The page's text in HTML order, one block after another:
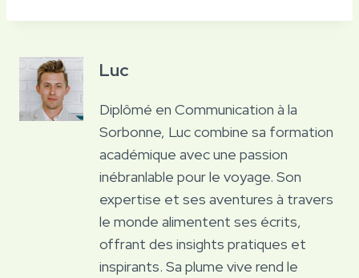
Luc
Diplômé en Communication à la
Sorbonne, Luc combine sa formation
académique avec une passion
inébranlable pour le voyage. Son
expertise et ses aventures à travers
le monde alimentent ses écrits,
offrant des insights pratiques et
inspirants. Sa plume vive rend le